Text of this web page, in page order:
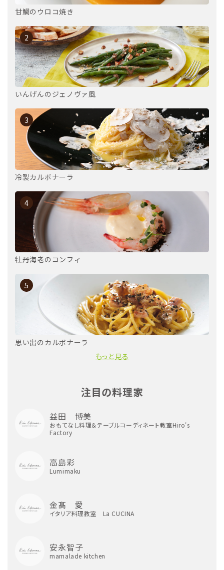
甘鯛のウロコ焼き
2
いんげんのジェノヴァ風
3
冷製カルボナーラ
4
牡丹海老のコンフィ
5
思い出のカルボナーラ
もっと見る
注目の料理家
益田 博美
おもてなし料理＆テーブルコーディネート教室Hiro's
Factory
高島彩
Lumimaku
金髙 愛
イタリア料理教室 La CUCINA
安永智子
mamalade kitchen